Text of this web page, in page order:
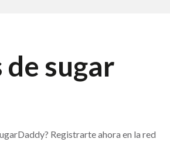
sugar
Registrarte ahora en la red